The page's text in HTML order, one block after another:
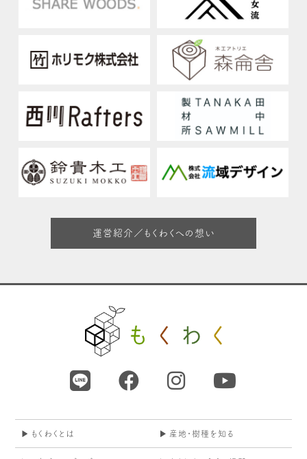
運営紹介／もくわくへの想い
もくわくとは 産地・樹種を知る